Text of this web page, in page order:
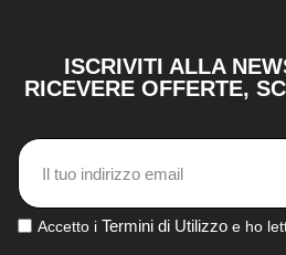
ISCRIVITI ALLA
RICEVERE OFFERTE,
Accetto i Termini di Utilizzo e ho